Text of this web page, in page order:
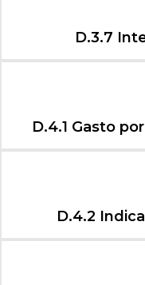
D.3.7
D.4.1 Gasto
D.4.2